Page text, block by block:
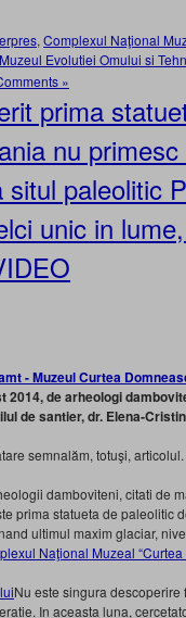
, Complexul Naţional
Muzeul Evolutiei Omului si
»
prima
nu
paleolitic
unic in
2014, de arheologi
de santier, dr. Elena-
semnalăm, totuşi, articolul.
damboviteni, citati de
prima statueta de paleolitic
ultimul maxim glaciar,
Naţional Muzeal
Nu este singura
In aceasta luna,